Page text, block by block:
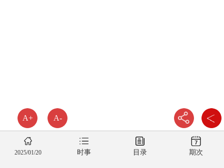
A+ A-
2025/01/20 时事 目录 期次